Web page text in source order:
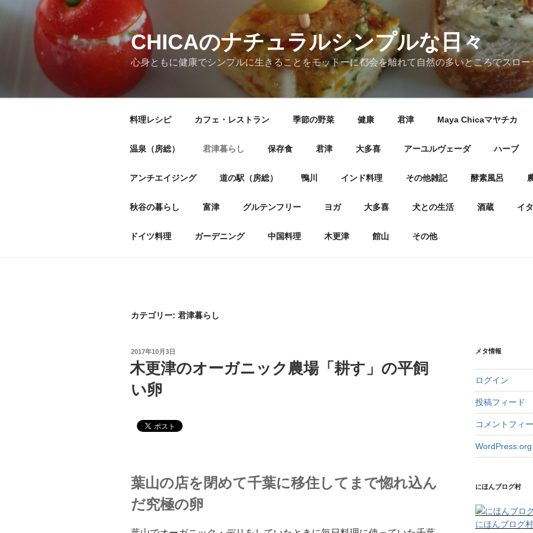
CHICAのナチュラルシンプルな日々
心身ともに健康でシンプルに生きることをモットーに都会を離れて自然の多いところでスロ
料理レシピ カフェ・レストラン 季節の野菜 健康 君津 Maya Chicaマヤチカ
温泉（房総） 君津暮らし 保存食 君津 大多喜 アーユルヴェーダ ハーブ
アンチエイジング 道の駅（房総） 鴨川 インド料理 その他雑記 酵素風呂
秋谷の暮らし 富津 グルテンフリー ヨガ 大多喜 犬との生活 酒蔵 イ
ドイツ料理 ガーデニング 中国料理 木更津 館山 その他
カテゴリー: 君津暮らし
2017年10月3日
木更津のオーガニック農場「耕す」の平飼
い卵
葉山の店を閉めて千葉に移住してまで惚れ込ん
だ究極の卵
メタ情報
ログイン
投稿フィード
コメントフィ
WordPress.org
にほんブログ村
にほんブログ村